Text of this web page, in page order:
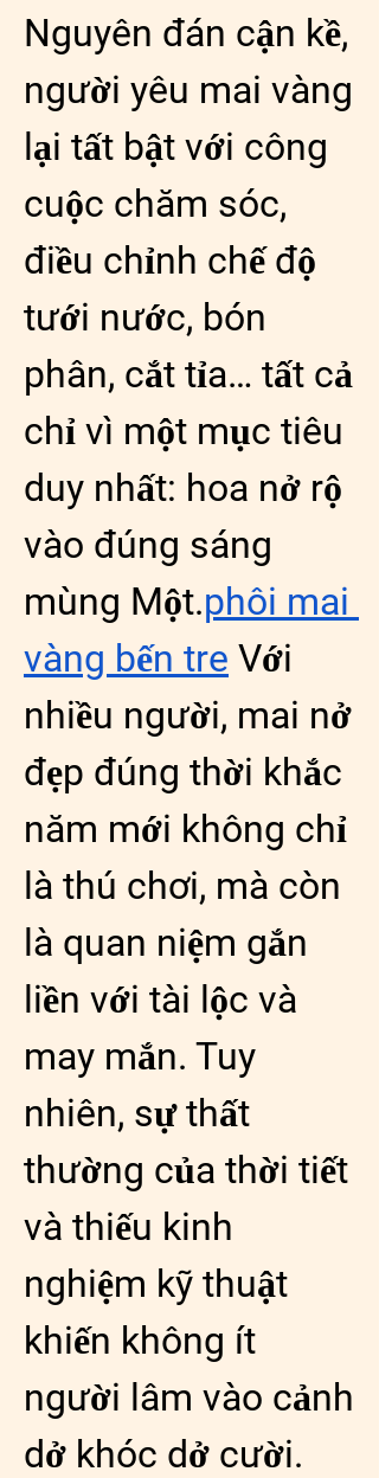
Nguyên đán cận kề,
người yêu mai vàng
lại tất bật với công
cuộc chăm sóc,
điều chỉnh chế độ
tưới nước, bón
phân, cắt tỉa… tất cả
chỉ vì một mục tiêu
duy nhất: hoa nở rộ
vào đúng sáng
mùng Một.phôi mai
vàng bến tre Với
nhiều người, mai nở
đẹp đúng thời khắc
năm mới không chỉ
là thú chơi, mà còn
là quan niệm gắn
liền với tài lộc và
may mắn. Tuy
nhiên, sự thất
thường của thời tiết
và thiếu kinh
nghiệm kỹ thuật
khiến không ít
người lâm vào cảnh
dở khóc dở cười.